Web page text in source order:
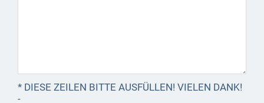
* DIESE ZEILEN BITTE AUSFÜLLEN! VIELEN DANK!
-